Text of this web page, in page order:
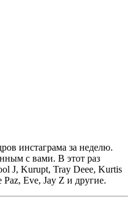
инстаграма за неделю.
с вами. В этот раз
J, Kurupt, Tray Deee, Kurtis
Eve, Jay Z и другие.